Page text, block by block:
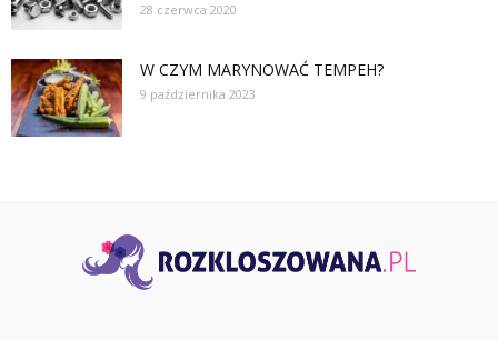
28 czerwca 2020
W CZYM MARYNOWAĆ TEMPEH?
9 października 2023